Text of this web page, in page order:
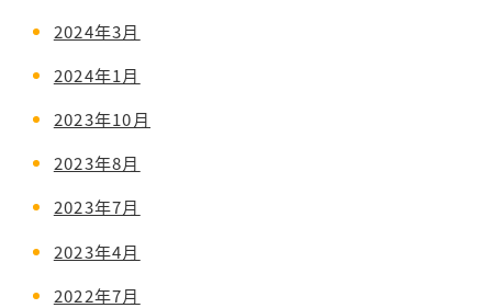
2024年3月
2024年1月
2023年10月
2023年8月
2023年7月
2023年4月
2022年7月